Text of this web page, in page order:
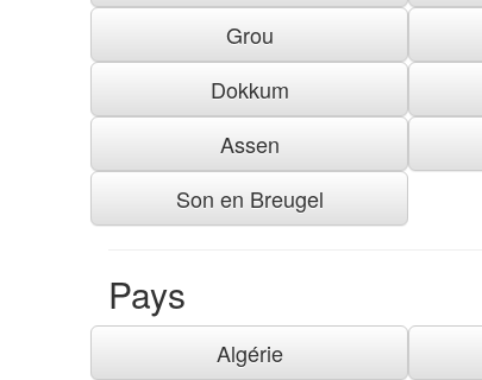
Grou
Dokkum
Assen
Son en Breugel
Pays
Algérie